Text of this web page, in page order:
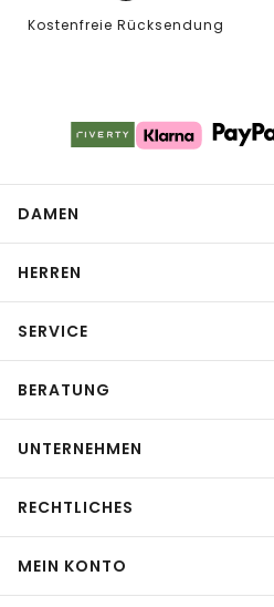
Kostenfreie Rücksendung
DAMEN
HERREN
SERVICE
BERATUNG
UNTERNEHMEN
RECHTLICHES
MEIN KONTO